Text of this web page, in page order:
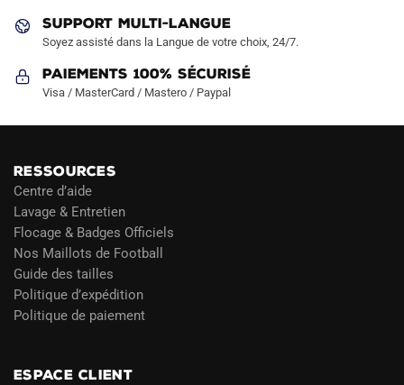
produit
SUPPORT MULTI-LANGUE
Soyez assisté dans la Langue de votre choix, 24/7.
Paiements 100% Sécurisé
Visa / MasterCard / Mastero / Paypal
RESSOURCES
Centre d’aide
Lavage & Entretien
Flocage & Badges Officiels
Nos Maillots de Football
Guide des tailles
Politique d’expédition
Politique de paiement
ESPACE CLIENT